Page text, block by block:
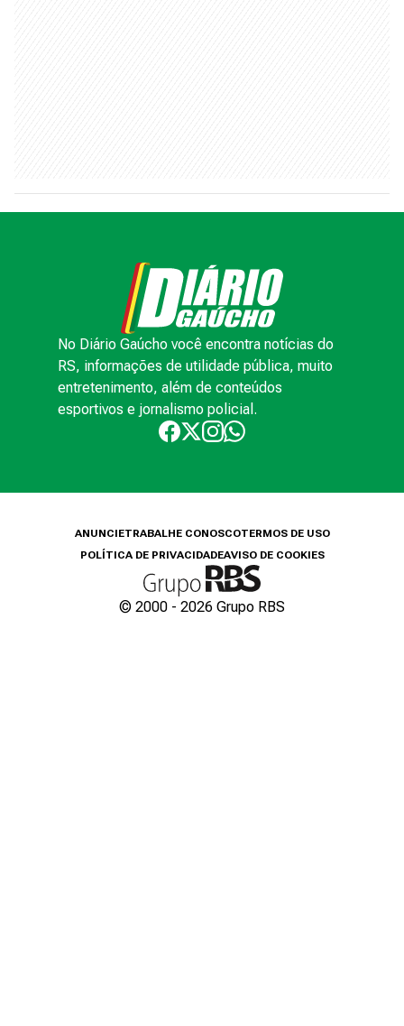
No Diário Gaúcho você encontra notícias do
RS, informações de utilidade pública, muito
entretenimento, além de conteúdos
esportivos e jornalismo policial.
ANUNCIETRABALHE CONOSCOTERMOS DE USO
POLÍTICA DE PRIVACIDADEAVISO DE COOKIES
© 2000 - 2026 Grupo RBS